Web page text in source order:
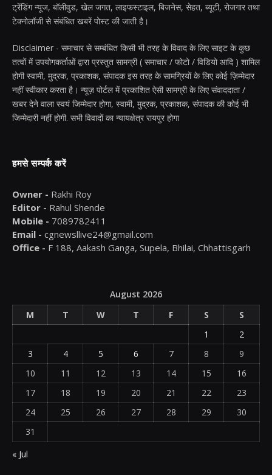
ट्रेंडिंग न्यूज, बॉलीवुड, खेल जगत, लाइफस्टाइल, बिजनेस, सेहत, ब्यूटी, रोजगार तथा
टेक्नोलॉजी से संबंधित खबरें पोस्ट की जाती है।
Disclaimer - समाचार से सम्बंधित किसी भी तरह के विवाद के लिए साइट के कुछ
तत्वों में उपयोगकर्ताओं द्वारा प्रस्तुत सामग्री ( समाचार / फोटो / विडियो आदि ) शामिल
होगी स्वामी, मुद्रक, प्रकाशक, संपादक इस तरह के सामग्रियों के लिए कोई ज़िम्मेदार
नहीं स्वीकार करता है। न्यूज़ पोर्टल में प्रकाशित ऐसी सामग्री के लिए संवाददाता /
खबर देने वाला स्वयं जिम्मेदार होगा, स्वामी, मुद्रक, प्रकाशक, संपादक की कोई भी
जिम्मेदारी नहीं होगी. सभी विवादों का न्यायक्षेत्र रायपुर होगा
हमसे सम्पर्क करें
Owner - Rakhi Roy
Editor - Rahul Shende
Mobile - 7089782411
Email - cgnewsllive24@gmail.com
Office - F 188, Aakash Ganga, Supela, Bhilai, Chhattisgarh
August 2026
M
T W T F S
S
1
2
3
4 5 6 7 8
9
10
11 12 13 14 15
16
17
18 19 20 21 22
23
24
25 26 27 28 29
30
31
« Jul